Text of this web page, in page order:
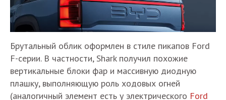
Брутальный облик оформлен в стиле пикапов Ford
F-серии. В частности, Shark получил похожие
вертикальные блоки фар и массивную диодную
плашку, выполняющую роль ходовых огней
(аналогичный элемент есть у электрического Ford